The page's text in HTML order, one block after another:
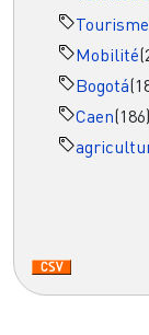
Tourisme
Mobilité
Bogotá
Caen(186)